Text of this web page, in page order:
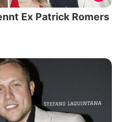
Ex Patrick Romers